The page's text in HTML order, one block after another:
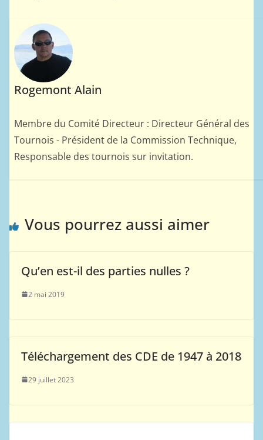
Rogemont Alain
Membre du Comité Directeur : Directeur Général des
Tournois - Président de la Commission Technique,
Responsable des tournois sur invitation.
Vous pourrez aussi aimer
Qu’en est-il des parties nulles ?
2 mai 2019
Téléchargement des CDE de 1947 à 2018
29 juillet 2023